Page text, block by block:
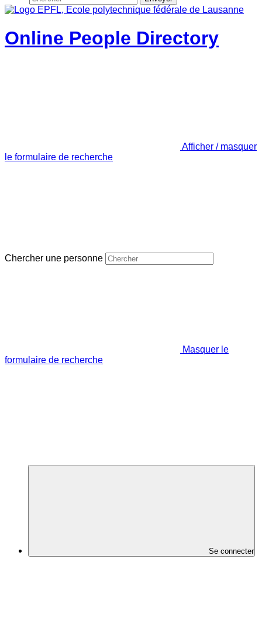
Online People Directory
Afficher / masquer
le formulaire de recherche
Chercher une personne
Masquer le
formulaire de recherche
Se connecter